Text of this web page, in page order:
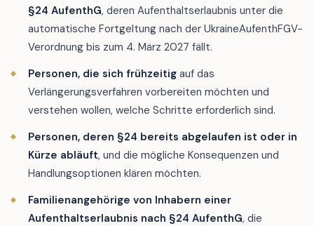
§24 AufenthG, deren Aufenthaltserlaubnis unter die
automatische Fortgeltung nach der UkraineAufenthFGV-
Verordnung bis zum 4. März 2027 fällt.
Personen, die sich frühzeitig auf das
Verlängerungsverfahren vorbereiten möchten und
verstehen wollen, welche Schritte erforderlich sind.
Personen, deren §24 bereits abgelaufen ist oder in
Kürze abläuft, und die mögliche Konsequenzen und
Handlungsoptionen klären möchten.
Familienangehörige von Inhabern einer
Aufenthaltserlaubnis nach §24 AufenthG, die